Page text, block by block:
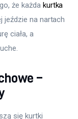
że każda kurtka
jeździe na nartach
ciała, a
–
się kurtki